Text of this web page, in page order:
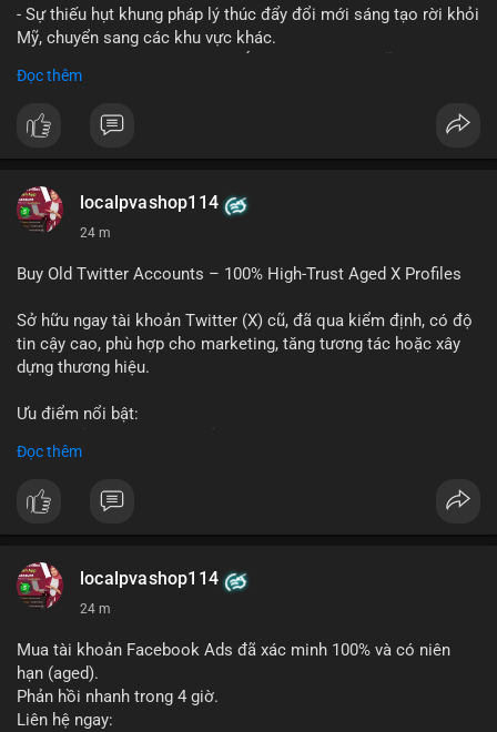
- Sự thiếu hụt khung pháp lý thúc đẩy đổi mới sáng tạo rời khỏi
Mỹ, chuyển sang các khu vực khác.
trường khi Mỹ còn đang lúng túng về luật pháp.
#binancesquare #blockchain
#vlikevn #titanbot
📰 Nguồn: Cointelegraph
Đọc thêm
localpvashop114
24 m
Buy Old Twitter Accounts – 100% High-Trust Aged X Profiles
Sở hữu ngay tài khoản Twitter (X) cũ, đã qua kiểm định, có độ
tin cậy cao, phù hợp cho marketing, tăng tương tác hoặc xây
dựng thương hiệu.
Ưu điểm nổi bật:
- Hồ sơ hoàn chỉnh, giảm nguy cơ bị khóa
Liên hệ ngay để được tư vấn:
✈️ Telegram: @localpvashop
📧 Email: localpvashop@gmail.com
Đọc thêm
localpvashop114
24 m
Mua tài khoản Facebook Ads đã xác minh 100% và có niên
hạn (aged).
Phản hồi nhanh trong 4 giờ.
Liên hệ ngay: